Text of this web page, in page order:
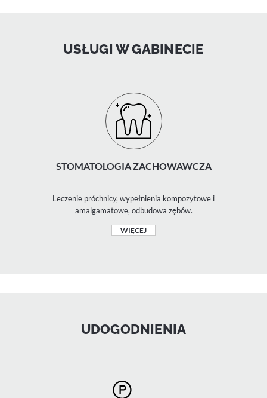
USŁUGI W GABINECIE
STOMATOLOGIA ZACHOWAWCZA
Leczenie próchnicy, wypełnienia kompozytowe i
amalgamatowe, odbudowa zębów.
WIĘCEJ
UDOGODNIENIA